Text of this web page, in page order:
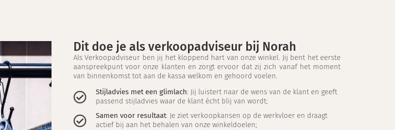
Dit doe je als verkoopadviseur bij Norah
Als Verkoopadviseur ben jij het kloppend hart van onze winkel. Jij bent het eerste
aanspreekpunt voor onze klanten en zorgt ervoor dat zij zich vanaf het moment
van binnenkomst tot aan de kassa welkom en gehoord voelen.
Stijladvies met een glimlach: Jij luistert naar de wens van de klant en geeft
passend stijladvies waar de klant écht blij van wordt;
Samen voor resultaat: Je ziet verkoopkansen op de werkvloer en draagt
actief bij aan het behalen van onze winkeldoelen;